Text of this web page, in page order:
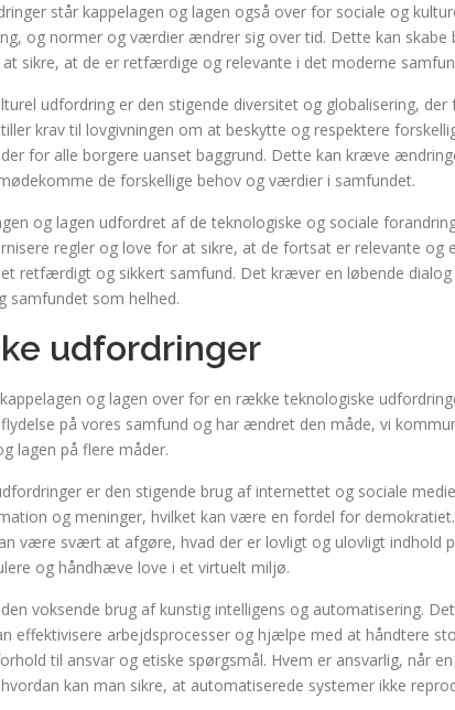
står kappelagen og lagen også over for sociale og
og normer og værdier ændrer sig over tid. Dette kan skabe
sikre, at de er retfærdige og relevante i det moderne
udfordring er den stigende diversitet og globalisering,
krav til lovgivningen om at beskytte og respektere
for alle borgere uanset baggrund. Dette kan kræve
de forskellige behov og værdier i samfundet.
og lagen udfordret af de teknologiske og sociale
regler og love for at sikre, at de fortsat er relevante og
retfærdigt og sikkert samfund. Det kræver en løbende
samfundet som helhed.
udfordringer
og lagen over for en række teknologiske
på vores samfund og har ændret den måde, vi
lagen på flere måder.
er den stigende brug af internettet og sociale
og meninger, hvilket kan være en fordel for
være svært at afgøre, hvad der er lovligt og ulovligt indhold
og håndhæve love i et virtuelt miljø.
voksende brug af kunstig intelligens og automatisering.
effektivisere arbejdsprocesser og hjælpe med at håndtere
til ansvar og etiske spørgsmål. Hvem er ansvarlig, når
kan man sikre, at automatiserede systemer ikke